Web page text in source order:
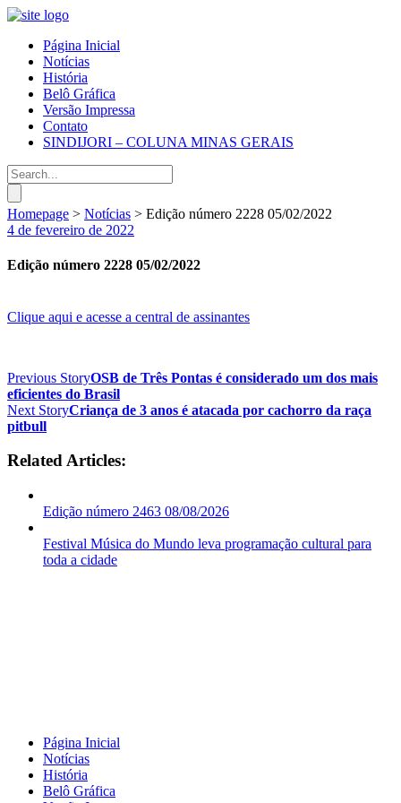
Página Inicial
Notícias
História
Belô Gráfica
Versão Impressa
Contato
SINDIJORI – COLUNA MINAS GERAIS
Homepage > Notícias > Edição número 2228 05/02/2022
4 de fevereiro de 2022
Edição número 2228 05/02/2022
Clique aqui e acesse a central de assinantes
Previous StoryOSB de Três Pontas é considerado um dos mais
eficientes do Brasil
Next StoryCriança de 3 anos é atacada por cachorro da raça
pitbull
Related Articles:
Edição número 2463 08/08/2026
Festival Música do Mundo leva programação cultural para
toda a cidade
Página Inicial
Notícias
História
Belô Gráfica